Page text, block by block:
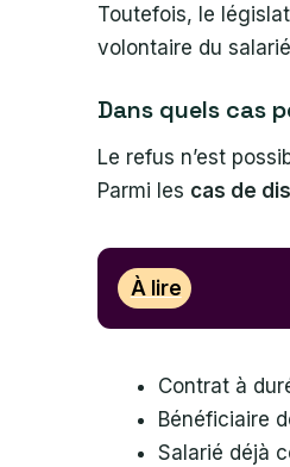
Toutefois, le
volontaire du
Dans quels cas
Le refus n’est
Parmi les cas de
À lire
Contrat à
Bénéficiaire
Salarié déjà